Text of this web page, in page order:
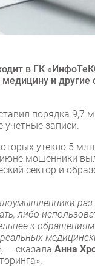
в ГК
и другие
порядка 9,7
записи.
утекло 5
мошенники
сектор и
раз
либо
к обращениям
— сказала Анна